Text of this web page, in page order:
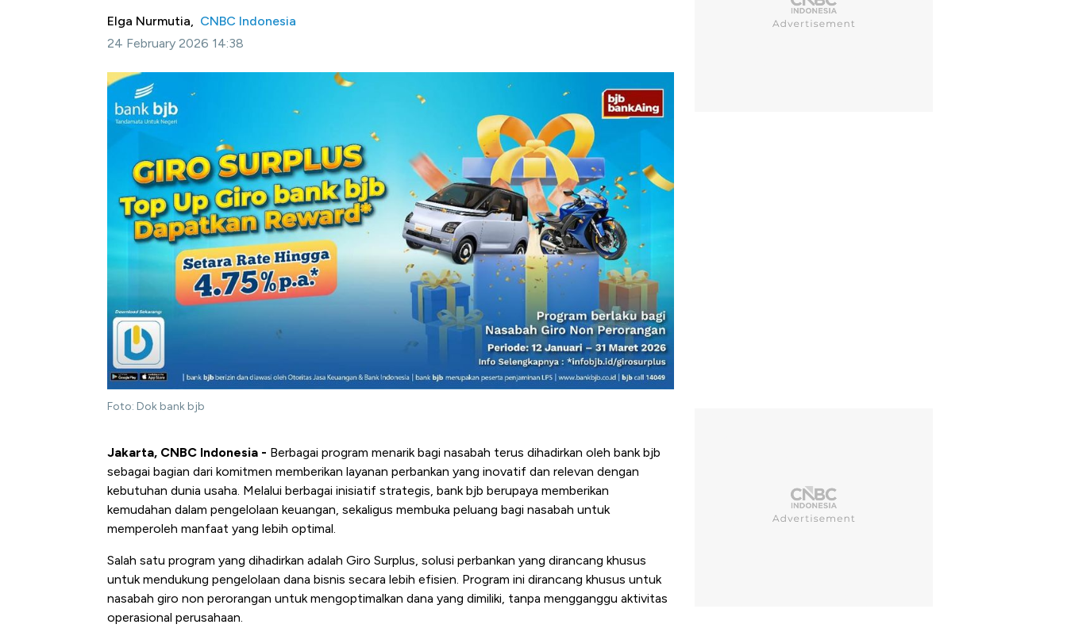
Elga Nurmutia, CNBC Indonesia
24 February 2026 14:38
Foto: Dok bank bjb
Jakarta, CNBC Indonesia - Berbagai program menarik bagi nasabah terus dihadirkan oleh bank bjb
sebagai bagian dari komitmen memberikan layanan perbankan yang inovatif dan relevan dengan
kebutuhan dunia usaha. Melalui berbagai inisiatif strategis, bank bjb berupaya memberikan
kemudahan dalam pengelolaan keuangan, sekaligus membuka peluang bagi nasabah untuk
memperoleh manfaat yang lebih optimal.
Salah satu program yang dihadirkan adalah Giro Surplus, solusi perbankan yang dirancang khusus
untuk mendukung pengelolaan dana bisnis secara lebih efisien. Program ini dirancang khusus untuk
nasabah giro non perorangan untuk mengoptimalkan dana yang dimiliki, tanpa mengganggu aktivitas
operasional perusahaan.